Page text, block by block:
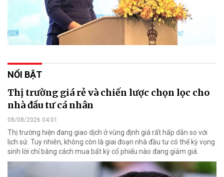
NỔI BẬT
Thị trường giá rẻ và chiến lược chọn lọc cho
nhà đầu tư cá nhân
08/08/2026 04:01
Thị trường hiện đang giao dịch ở vùng định giá rất hấp dẫn so với
lịch sử. Tuy nhiên, không còn là giai đoạn nhà đầu tư có thể kỳ vọng
sinh lời chỉ bằng cách mua bất kỳ cổ phiếu nào đang giảm giá.